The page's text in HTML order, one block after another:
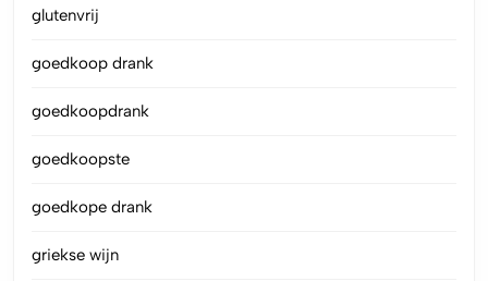
glutenvrij
goedkoop drank
goedkoopdrank
goedkoopste
goedkope drank
griekse wijn